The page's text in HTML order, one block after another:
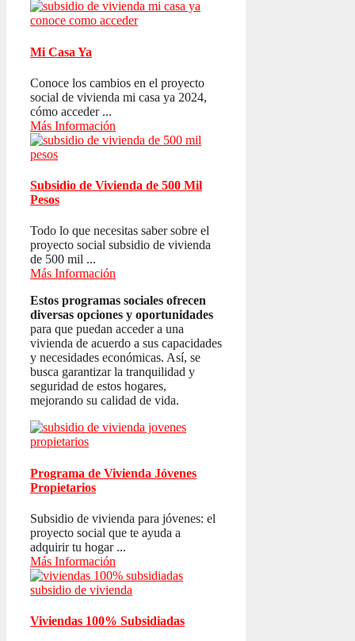
Mi Casa Ya
Conoce los cambios en el proyecto
social de vivienda mi casa ya 2024,
cómo acceder ...
Más Información
Subsidio de Vivienda de 500 Mil
Pesos
Todo lo que necesitas saber sobre el
proyecto social subsidio de vivienda
de 500 mil ...
Más Información
Estos programas sociales ofrecen
diversas opciones y oportunidades
para que puedan acceder a una
vivienda de acuerdo a sus capacidades
y necesidades económicas. Así, se
busca garantizar la tranquilidad y
seguridad de estos hogares,
mejorando su calidad de vida.
Programa de Vivienda Jóvenes
Propietarios
Subsidio de vivienda para jóvenes: el
proyecto social que te ayuda a
adquirir tu hogar ...
Más Información
Viviendas 100% Subsidiadas